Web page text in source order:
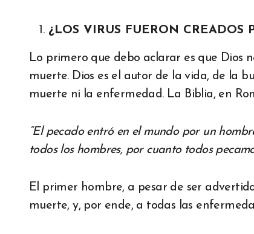
¿LOS VIRUS FUERON CREADOS
Lo primero que debo aclarar es que Dios
muerte. Dios es el autor de la vida, de la
muerte ni la enfermedad. La Biblia, en
“El pecado entró en el mundo por un
todos los hombres, por cuanto todos
El primer hombre, a pesar de ser
muerte, y, por ende, a todas las